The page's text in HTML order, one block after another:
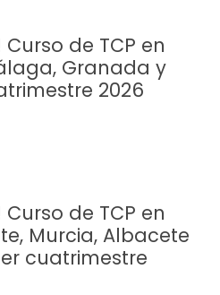
de TCP en
Granada y
2026
de TCP en
Murcia, Albacete
cuatrimestre